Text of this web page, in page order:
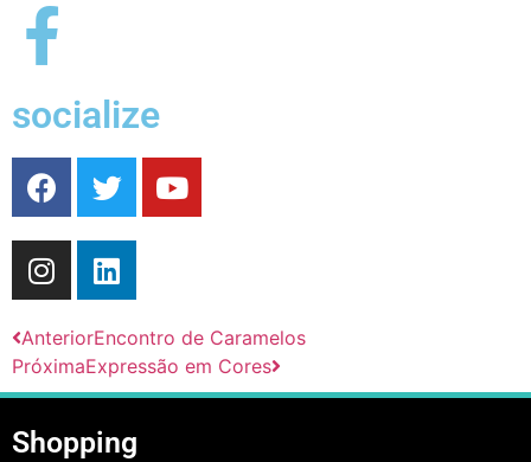
socialize
AnteriorEncontro de Caramelos
PróximaExpressão em Cores
Shopping